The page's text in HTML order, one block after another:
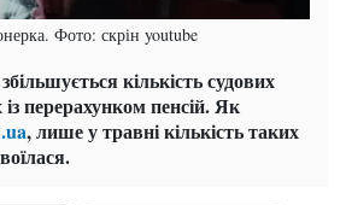
Фото: скрін youtube
кількість судових
перерахунком пенсій. Як
, лише у травні кількість таких